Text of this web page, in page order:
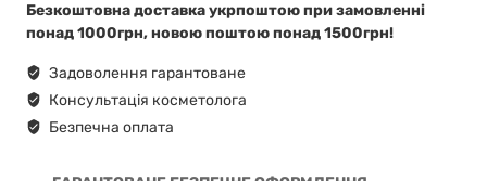
Aha
acids
9%
освітлює
та
вирівнює
кількість
Безкоштовна доставка укрпоштою при замовленні
понад 1000грн, новою поштою понад 1500грн!
Задоволення гарантоване
Консультація косметолога
Безпечна оплата